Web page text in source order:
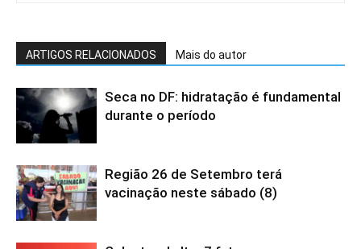
ARTIGOS RELACIONADOS Mais do autor
Seca no DF: hidratação é fundamental
durante o período
Região 26 de Setembro terá
vacinação neste sábado (8)